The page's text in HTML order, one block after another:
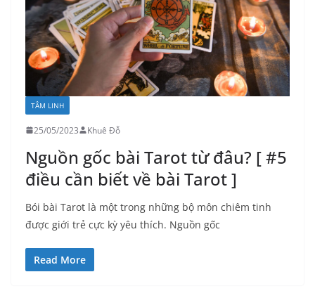
TÂM LINH
25/05/2023 Khuê Đỗ
Nguồn gốc bài Tarot từ đâu? [ #5
điều cần biết về bài Tarot ]
Bói bài Tarot là một trong những bộ môn chiêm tinh
được giới trẻ cực kỳ yêu thích. Nguồn gốc
Read More